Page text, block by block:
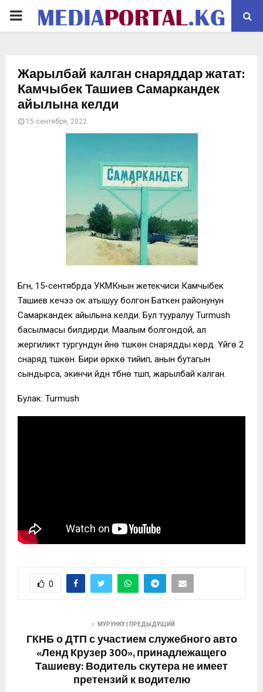
PRIMARY
Жарылбай калган снаряддар жатат:
Камчыбек Ташиев Самаркандек
айылына келди
15 сентября, 2022
Бүгүн, 15-сентябрда УКМКнын жетекчиси Камчыбек
Ташиев кечээ ок атышуу болгон Баткен районунун
Самаркандек айылына келди. Бул тууралуу Turmush
басылмасы билдирди. Маалым болгондой, ал
жергиликтүү тургундун үйүнө түшкөн снарядды көрдү. Үйгө 2
снаряд түшкөн. Бири өрүккө тийип, анын бутагын
сындырса, экинчи үйдүн түбүнө түшүп, жарылбай калган.
Булак: Turmush
0
МУРУНКУ | ПРЕДЫДУЩИЙ
ГКНБ о ДТП с участием служебного авто
«Ленд Крузер 300», принадлежащего
Ташиеву: Водитель скутера не имеет
претензий к водителю